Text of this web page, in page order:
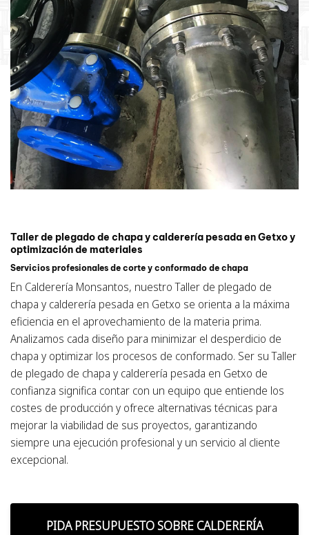
Taller de plegado de chapa y calderería pesada en Getxo y
optimización de materiales
Servicios profesionales de corte y conformado de chapa
En Calderería Monsantos, nuestro Taller de plegado de
chapa y calderería pesada en Getxo se orienta a la máxima
eficiencia en el aprovechamiento de la materia prima.
Analizamos cada diseño para minimizar el desperdicio de
chapa y optimizar los procesos de conformado. Ser su Taller
de plegado de chapa y calderería pesada en Getxo de
confianza significa contar con un equipo que entiende los
costes de producción y ofrece alternativas técnicas para
mejorar la viabilidad de sus proyectos, garantizando
siempre una ejecución profesional y un servicio al cliente
excepcional.
PIDA PRESUPUESTO SOBRE CALDERERÍA